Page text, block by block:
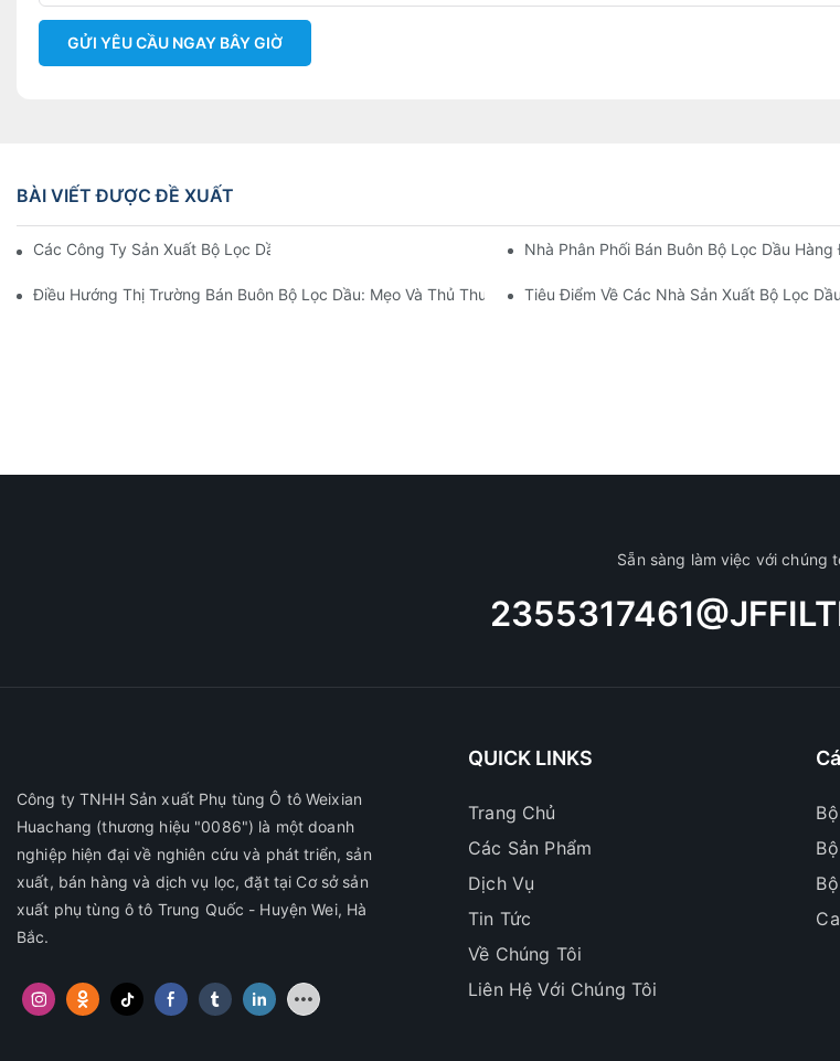
GỬI YÊU CẦU NGAY BÂY GIỜ
BÀI VIẾT ĐƯỢC ĐỀ XUẤT
Các Công Ty Sản Xuất Bộ Lọc Dầu Hàng Đầu: Tổng Quan Toàn Diện Nhà Phân Phối Bán Buôn Bộ Lọc Dầu
Điều Hướng Thị Trường Bán Buôn Bộ Lọc Dầu: Mẹo Và Thủ Thuật Tiêu Điểm Về Các Nhà Sản Xuất Bộ Lọc
Sẵn sàng làm việc với chúng
Công ty TNHH Sản xuất Phụ tùng Ô tô Weixian
Huachang (thương hiệu "0086") là một doanh
nghiệp hiện đại về nghiên cứu và phát triển, sản
xuất, bán hàng và dịch vụ lọc, đặt tại Cơ sở sản
xuất phụ tùng ô tô Trung Quốc - Huyện Wei, Hà
Bắc.
QUICK LINKS
Trang Chủ
Các Sản Phẩm
Dịch Vụ
Tin Tức
Về Chúng Tôi
Liên Hệ Với Chúng Tôi